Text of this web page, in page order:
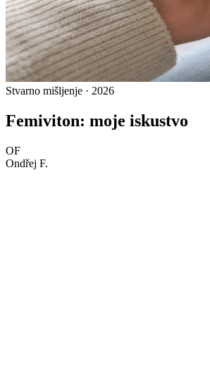
Stvarno mišljenje · 2026
Femiviton: moje iskustvo
OF
Ondřej F.